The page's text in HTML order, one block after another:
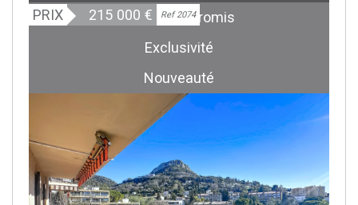
PRIX 215 000 € Ref 2074
Sous Compromis
Exclusivité
Nouveauté